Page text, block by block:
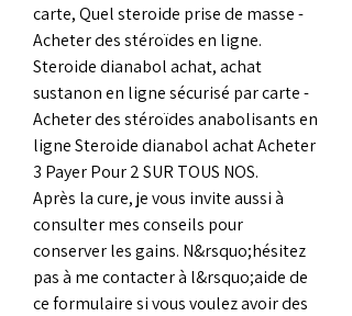
carte, Quel steroide prise de masse -
Acheter des stéroïdes en ligne.
Steroide dianabol achat, achat
sustanon en ligne sécurisé par carte -
Acheter des stéroïdes anabolisants en
ligne Steroide dianabol achat Acheter
3 Payer Pour 2 SUR TOUS NOS.
Après la cure, je vous invite aussi à
consulter mes conseils pour
conserver les gains. N&rsquo;hésitez
pas à me contacter à l&rsquo;aide de
ce formulaire si vous voulez avoir des